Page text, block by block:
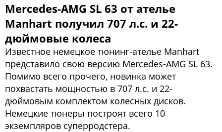
Mercedes-AMG SL 63 от ателье
Manhart получил 707 л.с. и 22-
дюймовые колеса
Известное немецкое тюнинг-ателье Manhart
представило свою версию Mercedes-AMG SL 63.
Помимо всего прочего, новинка может
похвастать мощностью в 707 л.с. и 22-
дюймовым комплектом колесных дисков.
Немецкие тюнеры построят всего 10
экземпляров суперродстера.